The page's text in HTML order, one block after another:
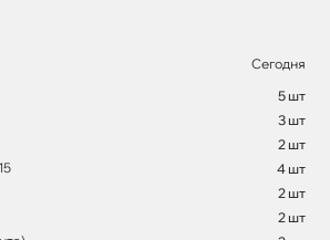
Сегодня
5 шт
3 шт
2 шт
4 шт
2 шт
2 шт